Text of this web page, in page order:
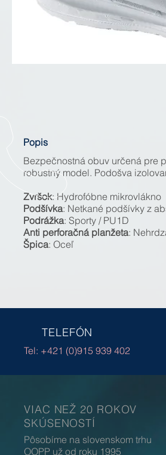
Popis
Bezpečnostná obuv určená pre
robustný model. Podošva
Zvršok: Hydrofóbne mikrovlákno
Podšívka: Netkané podšívky z
Podrážka: Sporty / PU1D
Anti perforačná planžeta:
Špica: Oceľ
TELEFÓN
Tel: +421 (0)915 939 402
VIAC NEŽ 20 ROKOV
SKÚSENOSTÍ
Pôsobíme na slovenskom trhu
OOPP už od roku 1995